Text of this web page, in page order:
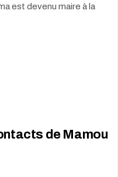
est devenu maire à la
de Mamou